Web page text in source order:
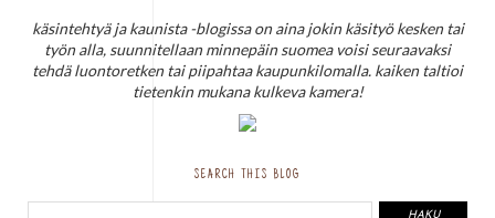
käsintehtyä ja kaunista -blogissa on aina jokin käsityö kesken tai
työn alla, suunnitellaan minnepäin suomea voisi seuraavaksi
tehdä luontoretken tai piipahtaa kaupunkilomalla. kaiken taltioi
tietenkin mukana kulkeva kamera!
SEARCH THIS BLOG